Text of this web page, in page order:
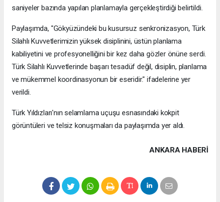
saniyeler bazında yapılan planlamayla gerçekleştirdiği belirtildi.
Paylaşımda, "Gökyüzündeki bu kusursuz senkronizasyon, Türk
Silahlı Kuvvetlerimizin yüksek disiplinini, üstün planlama
kabiliyetini ve profesyonelliğini bir kez daha gözler önüne serdi.
Türk Silahlı Kuvvetlerinde başarı tesadüf değil, disiplin, planlama
ve mükemmel koordinasyonun bir eseridir." ifadelerine yer
verildi.
Türk Yıldızları'nın selamlama uçuşu esnasındaki kokpit
görüntüleri ve telsiz konuşmaları da paylaşımda yer aldı.
ANKARA HABERİ